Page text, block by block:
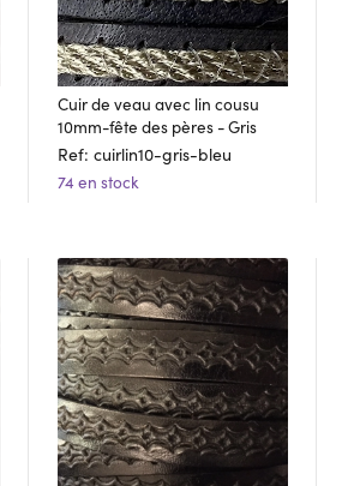
Cuir de veau avec lin cousu
10mm-fête des pères - Gris
Ref: cuirlin10-gris-bleu
74 en stock